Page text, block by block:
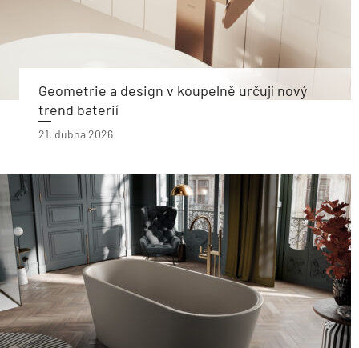
Geometrie a design v koupelně určují nový
trend baterií
21. dubna 2026